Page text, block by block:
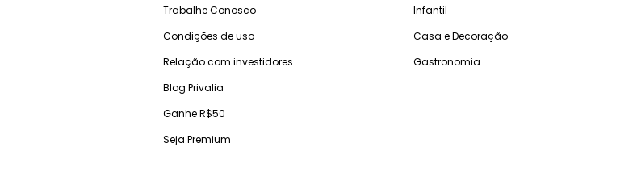
Trabalhe Conosco
Condições de uso
Relação com investidores
Blog Privalia
Ganhe R$50
Seja Premium
Infantil
Casa e Decoração
Gastronomia